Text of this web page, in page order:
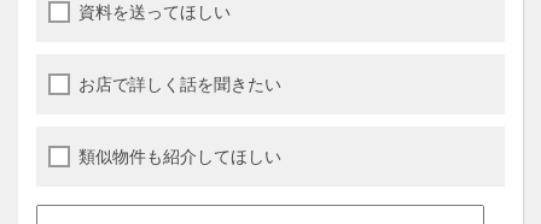
資料を送ってほしい
お店で詳しく話を聞きたい
類似物件も紹介してほしい